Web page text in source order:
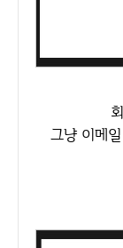
그냥 이메